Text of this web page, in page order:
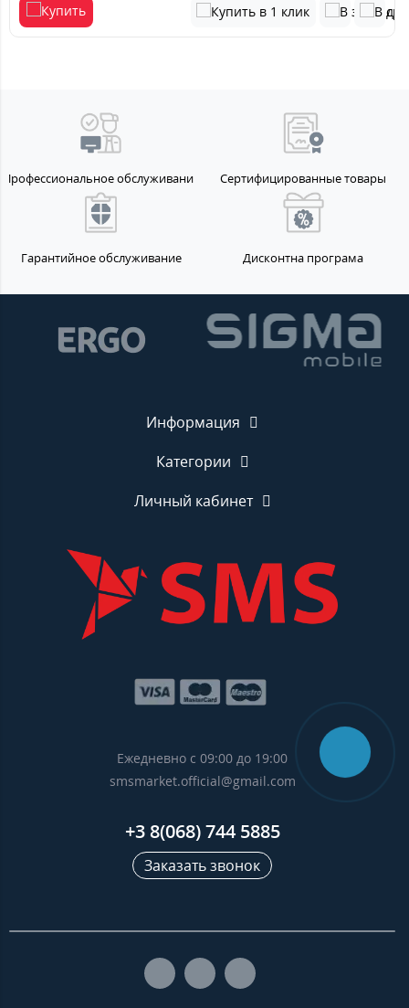
Профессиональное обслуживание Сертифицированные товары
Гарантийное обслуживание Дисконтна програма
Информация
Категории
Личный кабинет
Ежедневно с 09:00 до 19:00
smsmarket.official@gmail.com
+3 8(068) 744 5885
Заказать звонок